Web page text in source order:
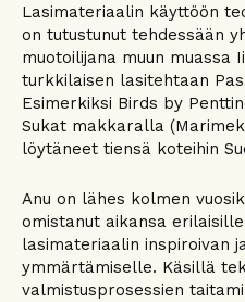
Lasimateriaalin käyttöön
on tutustunut tehdessään
muotoilijana muun muassa
turkkilaisen lasitehtaan
Esimerkiksi Birds by
Sukat makkaralla
löytäneet tiensä koteihin
Anu on lähes kolmen
omistanut aikansa
lasimateriaalin inspiroivan
ymmärtämiselle. Käsillä
valmistusprosessien